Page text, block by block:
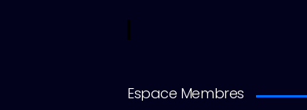
Espace Membres